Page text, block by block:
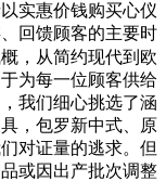
实惠价钱购买心仪
回馈顾客的主要时
，从简约现代到欧
为每一位顾客供给
我们细心挑选了涵
，包罗新中式、原
对证量的逃求。但
或因出产批次调整